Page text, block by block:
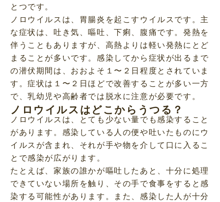
とつです。
ノロウイルスは、胃腸炎を起こすウイルスです。主
な症状は、吐き気、嘔吐、下痢、腹痛です。発熱を
伴うこともありますが、高熱よりは軽い発熱にとど
まることが多いです。感染してから症状が出るまで
の潜伏期間は、おおよそ１〜２日程度とされていま
す。症状は１〜２日ほどで改善することが多い一方
で、乳幼児や高齢者では脱水に注意が必要です。
ノロウイルスはどこからうつる？
ノロウイルスは、とても少ない量でも感染すること
があります。感染している人の便や吐いたものにウ
イルスが含まれ、それが手や物を介して口に入るこ
とで感染が広がります。
たとえば、家族の誰かが嘔吐したあと、十分に処理
できていない場所を触り、その手で食事をすると感
染する可能性があります。また、感染した人が十分